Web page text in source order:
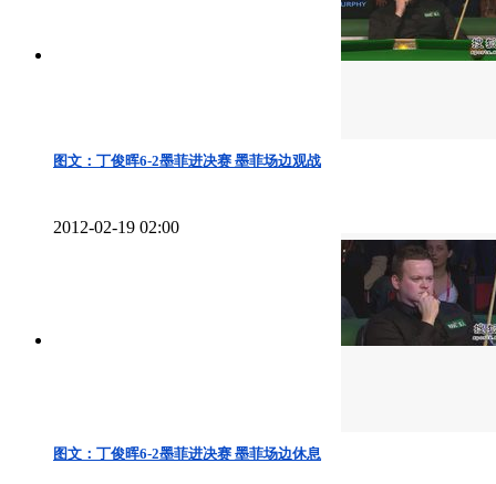
图文：丁俊晖6-2墨菲进决赛 墨菲场边观战
2012-02-19 02:00
图文：丁俊晖6-2墨菲进决赛 墨菲场边休息